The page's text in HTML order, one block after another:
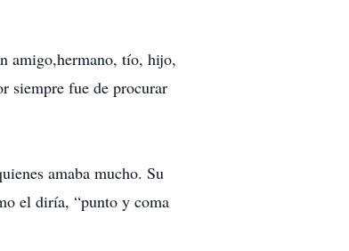
amigo,hermano, tío, hijo,
siempre fue de procurar
amaba mucho. Su
el diría, “punto y coma